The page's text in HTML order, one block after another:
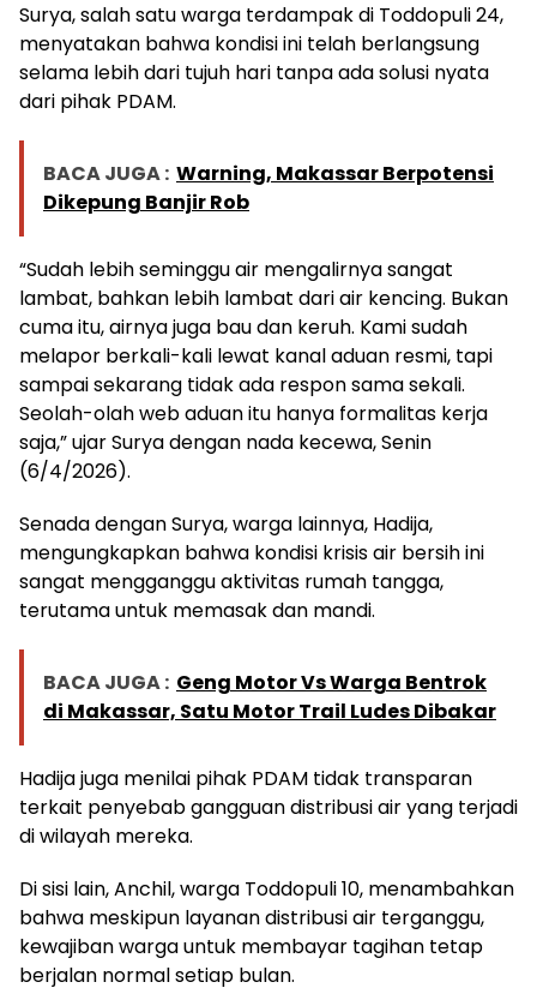
Surya, salah satu warga terdampak di Toddopuli 24,
menyatakan bahwa kondisi ini telah berlangsung
selama lebih dari tujuh hari tanpa ada solusi nyata
dari pihak PDAM.
BACA JUGA : Warning, Makassar Berpotensi
Dikepung Banjir Rob
“Sudah lebih seminggu air mengalirnya sangat
lambat, bahkan lebih lambat dari air kencing. Bukan
cuma itu, airnya juga bau dan keruh. Kami sudah
melapor berkali-kali lewat kanal aduan resmi, tapi
sampai sekarang tidak ada respon sama sekali.
Seolah-olah web aduan itu hanya formalitas kerja
saja,” ujar Surya dengan nada kecewa, Senin
(6/4/2026).
Senada dengan Surya, warga lainnya, Hadija,
mengungkapkan bahwa kondisi krisis air bersih ini
sangat mengganggu aktivitas rumah tangga,
terutama untuk memasak dan mandi.
BACA JUGA : Geng Motor Vs Warga Bentrok
di Makassar, Satu Motor Trail Ludes Dibakar
Hadija juga menilai pihak PDAM tidak transparan
terkait penyebab gangguan distribusi air yang terjadi
di wilayah mereka.
Di sisi lain, Anchil, warga Toddopuli 10, menambahkan
bahwa meskipun layanan distribusi air terganggu,
kewajiban warga untuk membayar tagihan tetap
berjalan normal setiap bulan.